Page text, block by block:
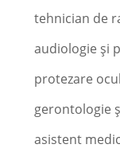
tehnician de
audiologie şi
protezare
gerontologie
asistent